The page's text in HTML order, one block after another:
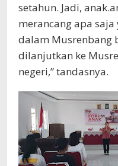
setahun. Jadi,
merancang apa
dalam Musrenbang
dilanjutkan ke
negeri,” tandasnya.